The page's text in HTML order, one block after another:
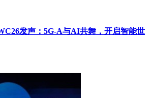
发声：5G-A与AI共舞，开启智能世